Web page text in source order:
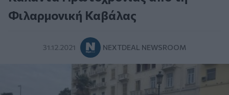
Φιλαρμονική Καβάλας
31.12.2021 NEXTDEAL NEWSROOM